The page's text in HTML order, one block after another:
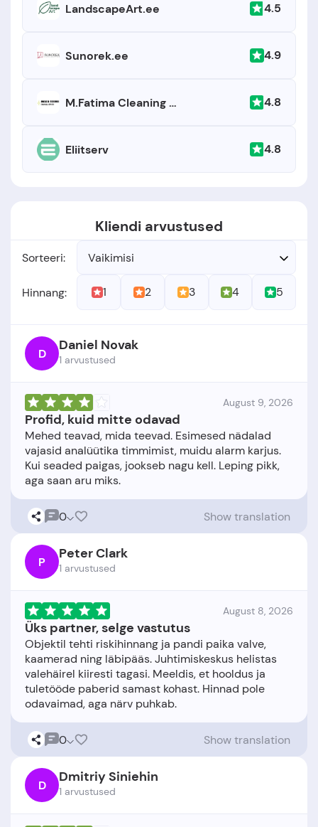
LandscapeArt.ee 4.5
Sunorek.ee 4.9
M.Fatima Cleaning Services 4.8
Eliitserv 4.8
Kliendi arvustused
Sorteeri: Vaikimisi
Hinnang: 1 2 3 4 5
D Daniel Novak
1 arvustused
August 9, 2026
Profid, kuid mitte odavad
Mehed teavad, mida teevad. Esimesed nädalad
vajasid analüütika timmimist, muidu alarm karjus.
Kui seaded paigas, jookseb nagu kell. Leping pikk,
0 Show translation
P Peter Clark
1 arvustused
August 8, 2026
Üks partner, selge vastutus
Objektil tehti riskihinnang ja pandi paika valve,
kaamerad ning läbipääs. Juhtimiskeskus helistas
valehäirel kiiresti tagasi. Meeldis, et hooldus ja
tuletööde paberid samast kohast. Hinnad pole
0 Show translation
D Dmitriy Siniehin
1 arvustused